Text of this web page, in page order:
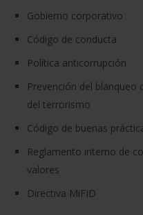
Gobierno corporativo
Código de conducta
Política anticorrupción
Prevención del blanqueo
del terrorismo
Código de buenas
Reglamento interno de
valores
Directiva MiFID